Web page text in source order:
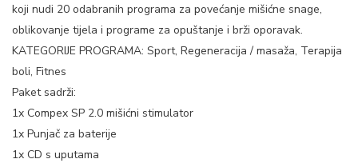
koji nudi 20 odabranih programa za povećanje mišićne snage,
oblikovanje tijela i programe za opuštanje i brži oporavak.
KATEGORIJE PROGRAMA: Sport, Regeneracija / masaža, Terapija
boli, Fitnes
Paket sadrži:
1x Compex SP 2.0 mišićni stimulator
1x Punjač za baterije
1x CD s uputama